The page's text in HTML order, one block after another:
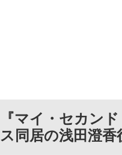
『マイ・セカン
ス同居の浅田澄香